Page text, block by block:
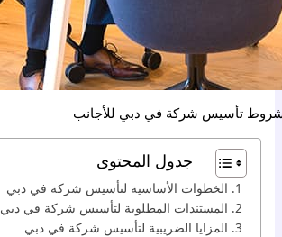
تأسيس شركة في دبي للأجانب
جدول المحتوى
الخطوات الأساسية لتأسيس شركة في دبي
المستندات المطلوبة لتأسيس شركة في دبي
المزايا الضريبية لتأسيس شركة في دبي